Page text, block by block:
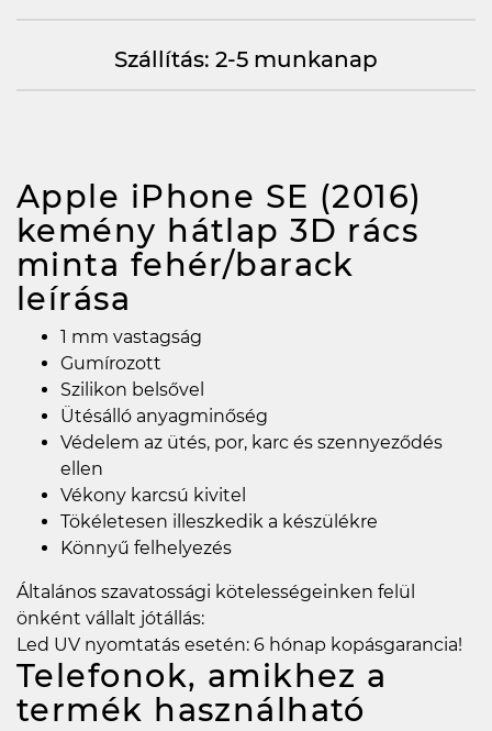
Szállítás: 2-5 munkanap
Apple iPhone SE (2016)
kemény hátlap 3D rács
minta fehér/barack
leírása
1 mm vastagság
Gumírozott
Szilikon belsővel
Ütésálló anyagminőség
Védelem az ütés, por, karc és szennyeződés
ellen
Vékony karcsú kivitel
Tökéletesen illeszkedik a készülékre
Könnyű felhelyezés
Általános szavatossági kötelességeinken felül
önként vállalt jótállás:
Led UV nyomtatás esetén: 6 hónap kopásgarancia!
Telefonok, amikhez a
termék használható